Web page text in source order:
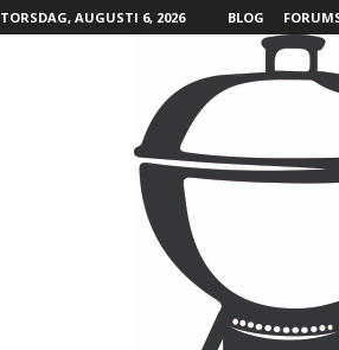
TORSDAG, AUGUSTI 6, 2026 BLOG